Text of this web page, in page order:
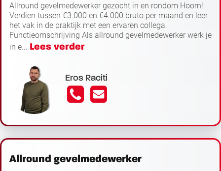
Allround gevelmedewerker gezocht in en rondom Hoorn!
Verdien tussen €3.000 en €4.000 bruto per maand en leer
het vak in de praktijk met een ervaren collega.
Functieomschrijving Als allround gevelmedewerker werk je
in e... Lees verder
Eros Raciti
Allround gevelmedewerker